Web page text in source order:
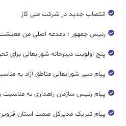
انتصاب جدید در شرکت ملی گاز
رئیس جمهور : دغدغه اصلی من
پنج اولویت دبیرخانه شورایعالی برای
پیام دبیر شورایعالی مناطق آزاد به
پیام رئیس سازمان راهداری به مناسبت
پیام تبریک مدیرکل صمت استان قزوین